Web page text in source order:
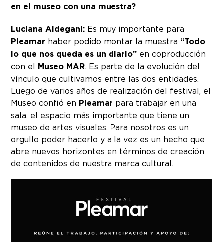
en el museo con una muestra?
Luciana Aldegani: Es muy importante para
Pleamar haber podido montar la muestra “Todo
lo que nos queda es un diario” en coproducción
con el Museo MAR. Es parte de la evolución del
vínculo que cultivamos entre las dos entidades.
Luego de varios años de realización del festival, el
Museo confió en Pleamar para trabajar en una
sala, el espacio más importante que tiene un
museo de artes visuales. Para nosotros es un
orgullo poder hacerlo y a la vez es un hecho que
abre nuevos horizontes en términos de creación
de contenidos de nuestra marca cultural.